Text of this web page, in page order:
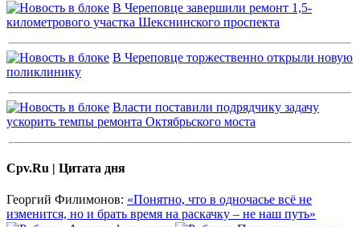
В Череповце завершили ремонт 1,5-
километрового участка Шекснинского проспекта
В Череповце торжественно открыли новую
поликлинику
Власти поставили подрядчику задачу
ускорить темпы ремонта Октябрьского моста
Cpv.Ru | Цитата дня
Георгий Филимонов: «Понятно, что в одночасье всё не
изменится, но и брать время на раскачку – не наш путь»